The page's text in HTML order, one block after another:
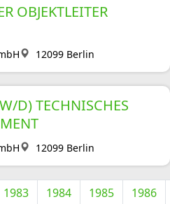
OBJEKTLEITER
12099 Berlin
D) TECHNISCHES
12099 Berlin
1983 1984 1985 1986